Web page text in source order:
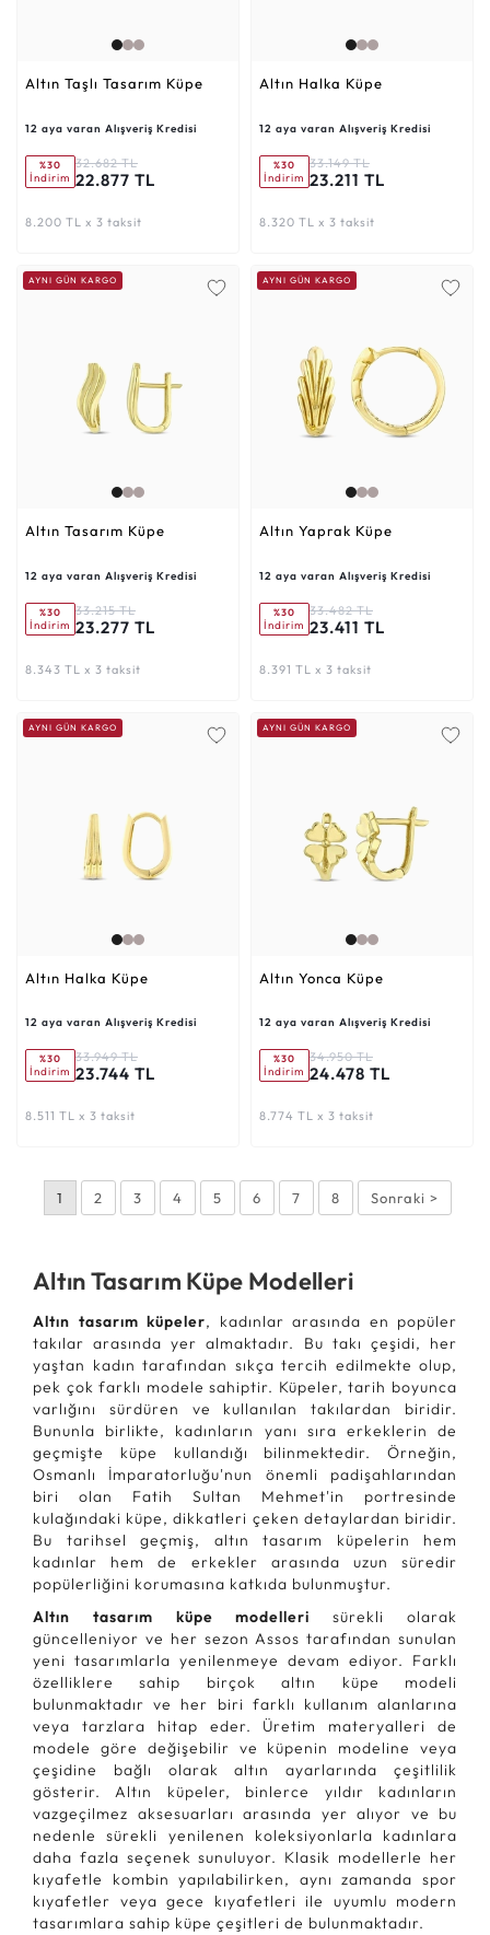
Altın Taşlı Tasarım Küpe
12 aya varan Alışveriş Kredisi
%30
İndirim
32.682 TL
22.877 TL
8.200 TL x 3 taksit
Altın Halka Küpe
12 aya varan Alışveriş Kredisi
%30
İndirim
33.149 TL
23.211 TL
8.320 TL x 3 taksit
AYNI GÜN KARGO
Altın Tasarım Küpe
12 aya varan Alışveriş Kredisi
%30
İndirim
33.215 TL
23.277 TL
8.343 TL x 3 taksit
AYNI GÜN KARGO
Altın Yaprak Küpe
12 aya varan Alışveriş Kredisi
%30
İndirim
33.482 TL
23.411 TL
8.391 TL x 3 taksit
AYNI GÜN KARGO
Altın Halka Küpe
12 aya varan Alışveriş Kredisi
%30
İndirim
33.949 TL
23.744 TL
8.511 TL x 3 taksit
AYNI GÜN KARGO
Altın Yonca Küpe
12 aya varan Alışveriş Kredisi
%30
İndirim
34.950 TL
24.478 TL
8.774 TL x 3 taksit
1 2 3 4 5 6 7 8 Sonraki >
Altın Tasarım Küpe Modelleri
Altın tasarım küpeler, kadınlar arasında en popüler
takılar arasında yer almaktadır. Bu takı çeşidi, her
yaştan kadın tarafından sıkça tercih edilmekte olup,
pek çok farklı modele sahiptir. Küpeler, tarih boyunca
varlığını sürdüren ve kullanılan takılardan biridir.
Bununla birlikte, kadınların yanı sıra erkeklerin de
geçmişte küpe kullandığı bilinmektedir. Örneğin,
Osmanlı İmparatorluğu'nun önemli padişahlarından
biri olan Fatih Sultan Mehmet'in portresinde
kulağındaki küpe, dikkatleri çeken detaylardan biridir.
Bu tarihsel geçmiş, altın tasarım küpelerin hem
kadınlar hem de erkekler arasında uzun süredir
popülerliğini korumasına katkıda bulunmuştur.
Altın tasarım küpe modelleri sürekli olarak
güncelleniyor ve her sezon Assos tarafından sunulan
yeni tasarımlarla yenilenmeye devam ediyor. Farklı
özelliklere sahip birçok altın küpe modeli
bulunmaktadır ve her biri farklı kullanım alanlarına
veya tarzlara hitap eder. Üretim materyalleri de
modele göre değişebilir ve küpenin modeline veya
çeşidine bağlı olarak altın ayarlarında çeşitlilik
gösterir. Altın küpeler, binlerce yıldır kadınların
vazgeçilmez aksesuarları arasında yer alıyor ve bu
nedenle sürekli yenilenen koleksiyonlarla kadınlara
daha fazla seçenek sunuluyor. Klasik modellerle her
kıyafetle kombin yapılabilirken, aynı zamanda spor
kıyafetler veya gece kıyafetleri ile uyumlu modern
tasarımlara sahip küpe çeşitleri de bulunmaktadır.